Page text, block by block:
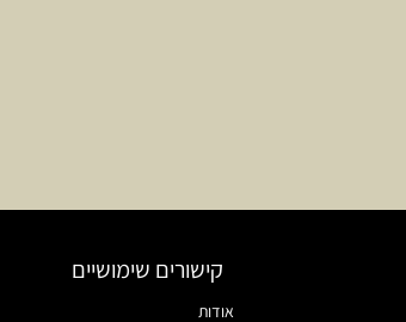
קישורים שימושיים
אודות